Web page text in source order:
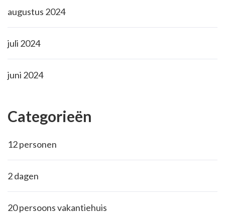
augustus 2024
juli 2024
juni 2024
Categorieën
12 personen
2 dagen
20 persoons vakantiehuis